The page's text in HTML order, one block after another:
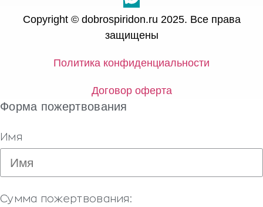
Copyright © dobrospiridon.ru 2025. Все права
защищены
Политика конфиденциальности
Договор оферта
Форма пожертвования
Имя
Сумма пожертвования: